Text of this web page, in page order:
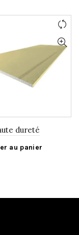
dureté
au panier